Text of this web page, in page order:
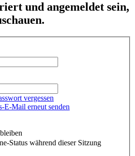
und angemeldet sein,
vergessen
Mail erneut senden
Status während dieser Sitzung